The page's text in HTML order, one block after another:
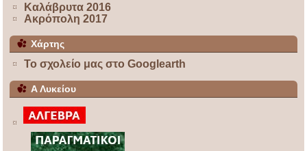
Καλάβρυτα 2016
Ακρόπολη 2017
Χάρτης
Το σχολείο μας στο Googlearth
Α Λυκείου